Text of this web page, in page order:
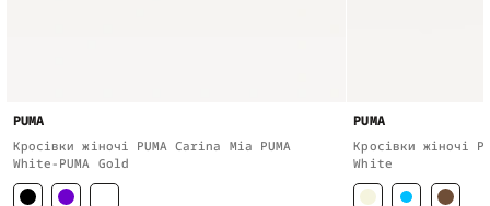
PUMA
Кросівки жіночі PUMA Carina Mia PUMA
White-PUMA Gold
PUMA
Кросівки жіночі
White